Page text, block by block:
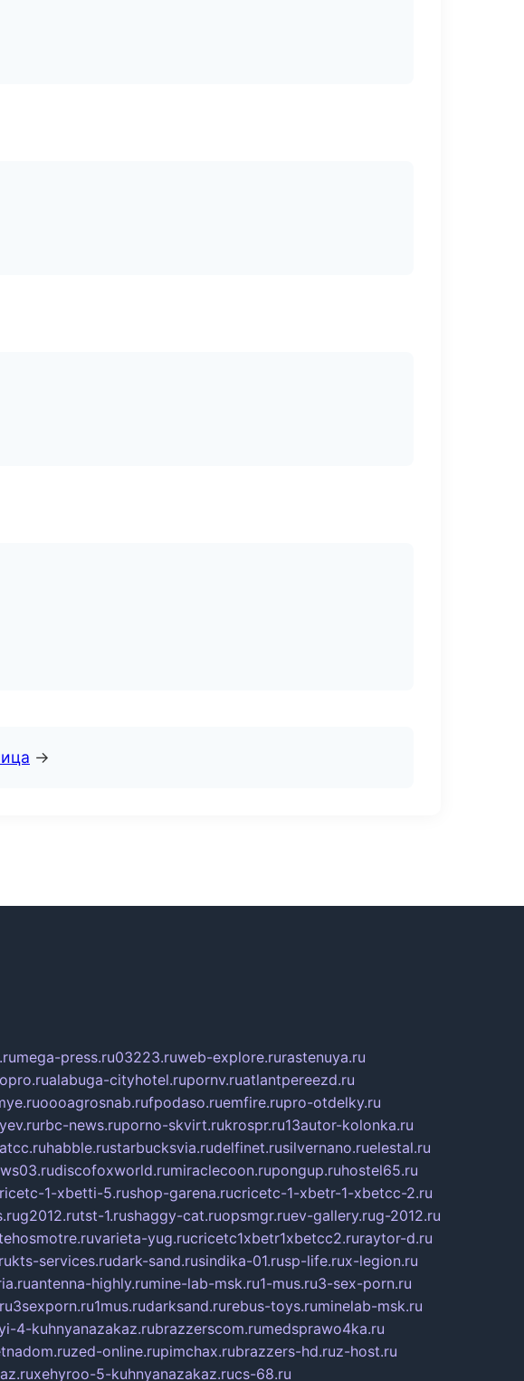
→
mega-press.ru03223.ruweb-explore.rurastenuya.ru
alabuga-cityhotel.rupornv.ruatlantpereezd.ru
oooagrosnab.rufpodaso.ruemfire.rupro-otdelky.ru
rbc-news.ruporno-skvirt.rukrospr.ru13autor-kolonka.ru
habble.rustarbucksvia.rudelfinet.rusilvernano.ruelestal.ru
discofoxworld.rumiraclecoon.rupongup.ruhostel65.ru
1-xbetti-5.rushop-garena.rucricetc-1-xbetr-1-xbetcc-2.ru
g2012.rutst-1.rushaggy-cat.ruopsmgr.ruev-gallery.rug-2012.ru
varieta-yug.rucricetc1xbetr1xbetcc2.ruraytor-d.ru
kts-services.rudark-sand.rusindika-01.rusp-life.rux-legion.ru
antenna-highly.rumine-lab-msk.ru1-mus.ru3-sex-porn.ru
3sexporn.ru1mus.rudarksand.rurebus-toys.ruminelab-msk.ru
4-kuhnyanazakaz.rubrazzerscom.rumedsprawo4ka.ru
zed-online.rupimchax.rubrazzers-hd.ruz-host.ru
xehyroo-5-kuhnyanazakaz.rucs-68.ru